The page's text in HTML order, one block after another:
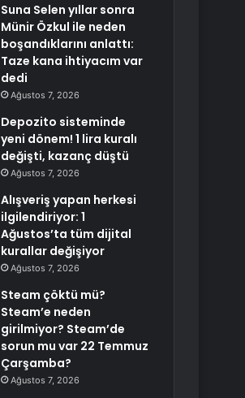
Suna Selen yıllar sonra
Münir Özkul ile neden
boşandıklarını anlattı:
Taze kana ihtiyacım var
dedi
Ağustos 7, 2026
Depozito sisteminde
yeni dönem! 1 lira kuralı
değişti, kazanç düştü
Ağustos 7, 2026
Alışveriş yapan herkesi
ilgilendiriyor: 1
Ağustos’ta tüm dijital
kurallar değişiyor
Ağustos 7, 2026
Steam çöktü mü?
Steam’e neden
girilmiyor? Steam’de
sorun mu var 22 Temmuz
Çarşamba?
Ağustos 7, 2026